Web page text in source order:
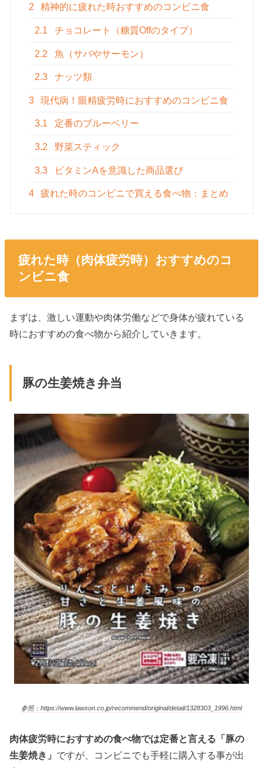
2 精神的に疲れた時おすすめのコンビニ食
2.1 チョコレート（糖質Offのタイプ）
2.2 魚（サバやサーモン）
2.3 ナッツ類
3 現代病！眼精疲労時におすすめのコンビニ食
3.1 定番のブルーベリー
3.2 野菜スティック
3.3 ビタミンAを意識した商品選び
4 疲れた時のコンビニで買える食べ物：まとめ
疲れた時（肉体疲労時）おすすめのコ
ンビニ食
まずは、激しい運動や肉体労働などで身体が疲れている
時におすすめの食べ物から紹介していきます。
豚の生姜焼き弁当
参照：https://www.lawson.co.jp/recommend/original/detail/1328303_1996.html
肉体疲労時におすすめの食べ物では定番と言える「豚の
生姜焼き」 ですが、コンビニでも手軽に購入する事が出